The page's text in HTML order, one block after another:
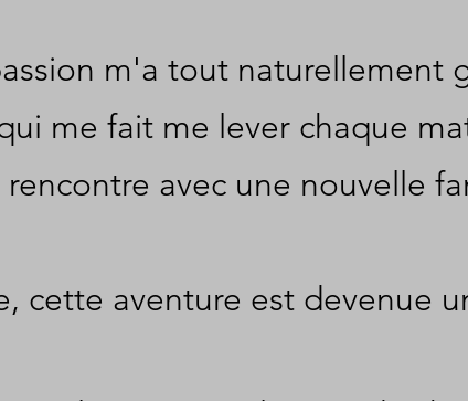
m'a tout naturellement
me fait me lever chaque
rencontre avec une nouvelle
cette aventure est devenue